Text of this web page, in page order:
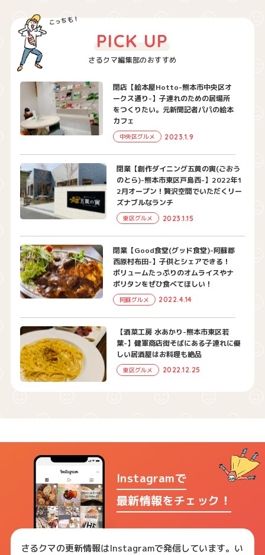
さるクマ編集部のおすすめ
PICK UP
閉店【絵本屋Hotto-熊本市中央区オ
ークス通り-】子連れのための居場所
をつくりたい。元新聞記者パパの絵本
カフェ
中央区グルメ 2023.1.9
閉業【創作ダイニング五黄の寅(ごおう
のとら)-熊本市東区戸島西-】2022年1
2月オープン！贅沢空間でいただくリー
ズナブルなランチ
東区グルメ 2023.1.15
閉業【Good食堂(グッド食堂)-阿蘇郡
西原村布田-】子供とシェアできる！
ボリュームたっぷりのオムライスやナ
ポリタンをぜひ食べてほしい！
阿蘇グルメ 2022.4.14
【酒菜工房 水あかり-熊本市東区若
葉-】健軍商店街そばにある子連れに優
しい居酒屋はお料理も絶品
東区グルメ 2022.12.25
Instagramで
最新情報をチェック！
さるクマの更新情報はInstagramで発信しています。い